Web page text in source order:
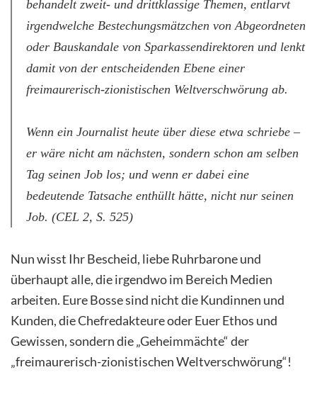
behandelt zweit- und drittklassige Themen, entlarvt
irgendwelche Bestechungsmätzchen von Abgeordneten
oder Bauskandale von Sparkassendirektoren und lenkt
damit von der entscheidenden Ebene einer
freimaurerisch-zionistischen Weltverschwörung ab.
Wenn ein Journalist heute über diese etwa schriebe –
er wäre nicht am nächsten, sondern schon am selben
Tag seinen Job los; und wenn er dabei eine
bedeutende Tatsache enthüllt hätte, nicht nur seinen
Job. (CEL 2, S. 525)
Nun wisst Ihr Bescheid, liebe Ruhrbarone und
überhaupt alle, die irgendwo im Bereich Medien
arbeiten. Eure Bosse sind nicht die Kundinnen und
Kunden, die Chefredakteure oder Euer Ethos und
Gewissen, sondern die „Geheimmächte“ der
„freimaurerisch-zionistischen Weltverschwörung“!